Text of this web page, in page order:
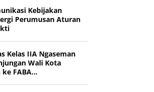
Kebijakan
Perumusan Aturan
Kelas IIA Ngaseman
Wali Kota
FABA